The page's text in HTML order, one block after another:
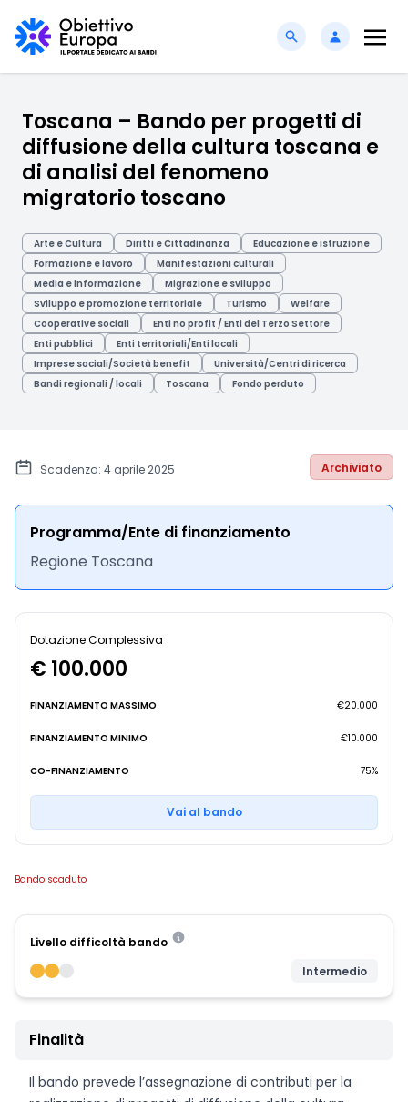
Toscana – Bando per progetti di
diffusione della cultura toscana e
di analisi del fenomeno
migratorio toscano
Arte e Cultura Diritti e Cittadinanza
Educazione e istruzione
Formazione e lavoro
Manifestazioni culturali
Media e informazione
Migrazione e sviluppo
Sviluppo e promozione territoriale
Turismo
Welfare
Cooperative sociali
Enti no profit / Enti del Terzo Settore
Enti pubblici
Enti territoriali/Enti locali
Imprese sociali/Società benefit
Università/Centri di ricerca
Bandi regionali / locali
Toscana Fondo perduto
Scadenza: 4 aprile 2025 Archiviato
Programma/Ente di finanziamento
Regione Toscana
Dotazione Complessiva
€ 100.000
FINANZIAMENTO MASSIMO €20.000
FINANZIAMENTO MINIMO €10.000
CO-FINANZIAMENTO 75%
Vai al bando
Bando scaduto
Livello difficoltà bando
Intermedio
Finalità
Il bando prevede l’assegnazione di contributi per la